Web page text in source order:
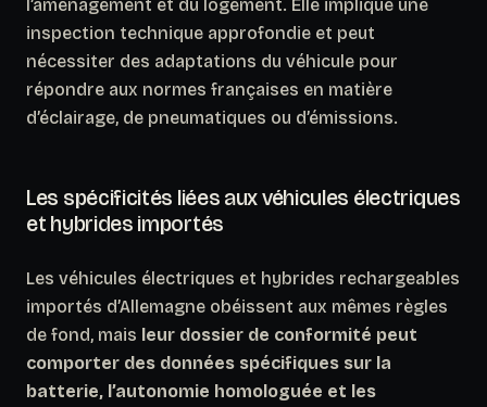
l’aménagement et du logement. Elle implique une
inspection technique approfondie et peut
nécessiter des adaptations du véhicule pour
répondre aux normes françaises en matière
d’éclairage, de pneumatiques ou d’émissions.
Les spécificités liées aux véhicules électriques
et hybrides importés
Les véhicules électriques et hybrides rechargeables
importés d’Allemagne obéissent aux mêmes règles
de fond, mais leur dossier de conformité peut
comporter des données spécifiques sur la
batterie, l’autonomie homologuée et les